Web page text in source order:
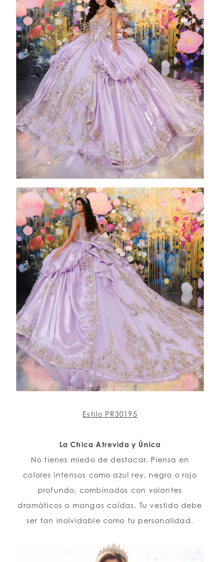
Estilo PR30195
La Chica Atrevida y Única
No tienes miedo de destacar. Piensa en
colores intensos como azul rey, negro o rojo
profundo, combinados con volantes
dramáticos o mangas caídas. Tu vestido debe
ser tan inolvidable como tu personalidad.